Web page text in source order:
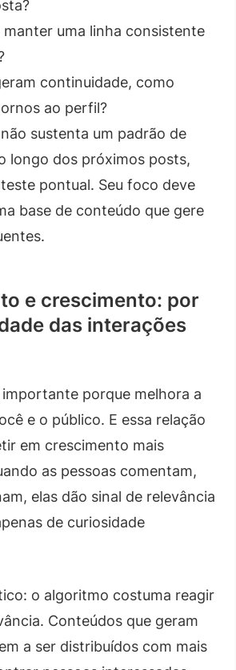
manter uma linha consistente
continuidade, como
ao perfil?
sustenta um padrão de
longo dos próximos posts,
pontual. Seu foco deve
base de conteúdo que gere
e crescimento: por
das interações
porque melhora a
e o público. E essa relação
em crescimento mais
as pessoas comentam,
elas dão sinal de relevância
de curiosidade
o algoritmo costuma reagir
Conteúdos que geram
a ser distribuídos com mais